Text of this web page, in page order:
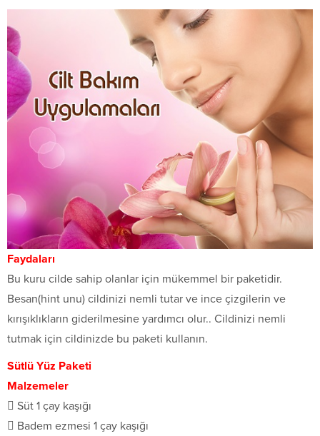
Faydaları
Bu kuru cilde sahip olanlar için mükemmel bir paketidir.
Besan(hint unu) cildinizi nemli tutar ve ince çizgilerin ve
kırışıklıkların giderilmesine yardımcı olur.. Cildinizi nemli
tutmak için cildinizde bu paketi kullanın.
Sütlü Yüz Paketi
Malzemeler
 Süt 1 çay kaşığı
 Badem ezmesi 1 çay kaşığı